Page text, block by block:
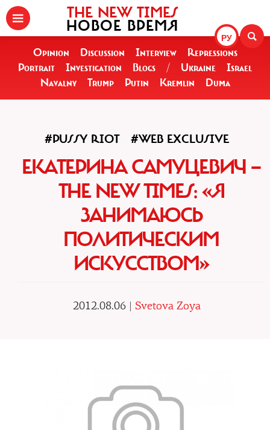
РУ
THE NEW TIMES
НОВОЕ ВРЕМЯ
Opinion Discussion Interview
Repressions
Portrait
Investigation Blogs / Ukraine
Israel
Navalny
Trump Putin Kremlin Duma
#PUSSY RIOT #WEB EXCLUSIVE
ЕКАТЕРИНА САМУЦЕВИЧ —
THE NEW TIMES: «Я
ЗАНИМАЮСЬ
ПОЛИТИЧЕСКИМ
ИСКУССТВОМ»
2012.08.06 | Svetova Zoya